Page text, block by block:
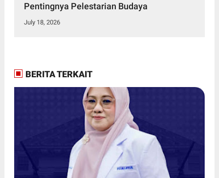
Pentingnya Pelestarian Budaya
July 18, 2026
BERITA TERKAIT